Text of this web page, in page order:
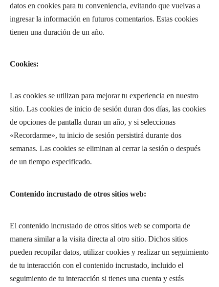
datos en cookies para tu conveniencia, evitando que vuelvas a
ingresar la información en futuros comentarios. Estas cookies
tienen una duración de un año.
Cookies:
Las cookies se utilizan para mejorar tu experiencia en nuestro
sitio. Las cookies de inicio de sesión duran dos días, las cookies
de opciones de pantalla duran un año, y si seleccionas
«Recordarme», tu inicio de sesión persistirá durante dos
semanas. Las cookies se eliminan al cerrar la sesión o después
de un tiempo especificado.
Contenido incrustado de otros sitios web:
El contenido incrustado de otros sitios web se comporta de
manera similar a la visita directa al otro sitio. Dichos sitios
pueden recopilar datos, utilizar cookies y realizar un seguimiento
de tu interacción con el contenido incrustado, incluido el
seguimiento de tu interacción si tienes una cuenta y estás